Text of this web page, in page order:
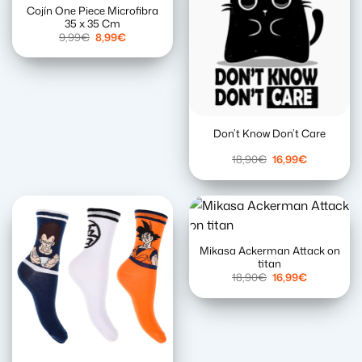
Cojín One Piece Microfibra
35 x 35 Cm
9,99€ El
precio
original
era:
8,99€El
actual
es:
Don’t Know Don’t Care
18,90€ El
precio
original
era:
18,90€.
16,99€El
actual
es:
16,99€.
Mikasa Ackerman Attack on
titan
18,90€ El
precio
original
era:
16,99€El
actual
es: